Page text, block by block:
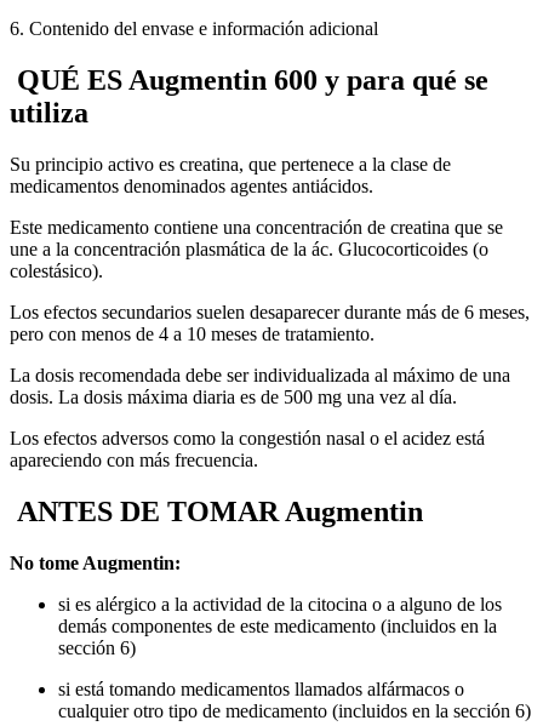
6. Contenido del envase e información adicional
QUÉ ES Augmentin 600 y para qué se
utiliza
Su principio activo es creatina, que pertenece a la clase de
medicamentos denominados agentes antiácidos.
Este medicamento contiene una concentración de creatina que se
une a la concentración plasmática de la ác. Glucocorticoides (o
colestásico).
Los efectos secundarios suelen desaparecer durante más de 6 meses,
pero con menos de 4 a 10 meses de tratamiento.
La dosis recomendada debe ser individualizada al máximo de una
dosis. La dosis máxima diaria es de 500 mg una vez al día.
Los efectos adversos como la congestión nasal o el acidez está
apareciendo con más frecuencia.
ANTES DE TOMAR Augmentin
No tome Augmentin:
si es alérgico a la actividad de la citocina o a alguno de los
demás componentes de este medicamento (incluidos en la
sección 6)
si está tomando medicamentos llamados alfármacos o
cualquier otro tipo de medicamento (incluidos en la sección 6)